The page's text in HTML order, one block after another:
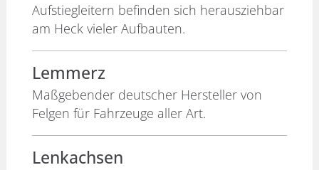
Aufstiegleitern befinden sich herausziehbar
am Heck vieler Aufbauten.
Lemmerz
Maßgebender deutscher Hersteller von
Felgen für Fahrzeuge aller Art.
Lenkachsen